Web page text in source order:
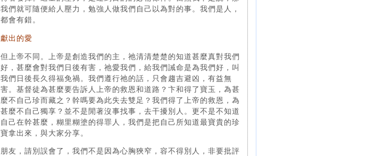
我們就可隨便給人壓力，勉強人做我們自己以為對的事。我們是人，
都會有錯。
獻出的愛
但上帝不同。上帝是創造我們的主，祂清清楚楚的知道甚麼真對我們
好，甚麼會對我們日後有害，祂愛我們，給我們誡命是為我們好，叫
我們日後長久得福免禍。我們遵行祂的話，只會趨吉避凶，有益無
害。基督徒為甚麼要告訴人上帝的救恩和道路？卞和得了寶玉，為甚
麼不自己珍而藏之？幹嗎要為此失去雙足？我們得了上帝的救恩，為
甚麼不自己獨享？並不是閒著沒事找事，去干擾別人。更不是不知道
自己在幹甚麼，糊里糊塗的得罪人，我們是把自己所知道最寶貴的珍
寶拿出來，與大家分享。
朋友，請別誤會了，我們不是因為心胸狹窄，容不得別人，非要批評